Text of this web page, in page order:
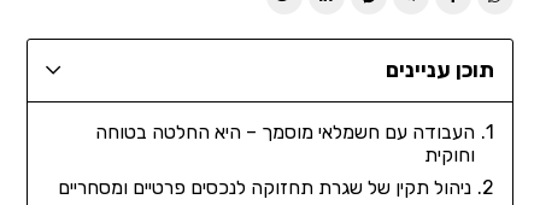
תוכן עניינים
העבודה עם חשמלאי מוסמך – היא החלטה בטוחה
וחוקית
ניהול תקין של שגרת תחזוקה לנכסים פרטיים ומסחריים